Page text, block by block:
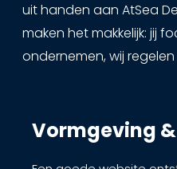
uit handen aan AtSea
maken het makkelijk: jij
ondernemen, wij
Vormgeving